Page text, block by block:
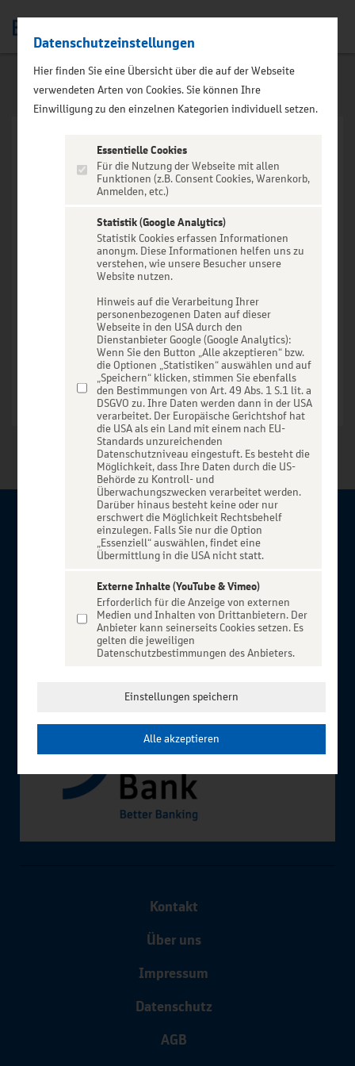
VERANSTALTUNG NICHT
GEFUNDEN
Zur Startseite
Über BBBank-Entertain
Service für alle Kunden der BBBank. Auf unserem einzigartigen
Portal finden Sie Tickets für atemberaubende Konzerte,
Musicals und Shows, die Fußball-Bundesliga sowie die
Champions League und die Europa League.
In Zusammenarbeit mit
Kontakt
Über uns
Impressum
Datenschutz
AGB
Datenschutzeinstellungen
Hier finden Sie eine Übersicht über die auf der Webseite
verwendeten Arten von Cookies. Sie können Ihre
Einwilligung zu den einzelnen Kategorien individuell setzen.
Essentielle Cookies
Für die Nutzung der Webseite mit allen
Funktionen (z.B. Consent Cookies, Warenkorb,
Anmelden, etc.)
Statistik (Google Analytics)
Statistik Cookies erfassen Informationen
anonym. Diese Informationen helfen uns zu
verstehen, wie unsere Besucher unsere
Website nutzen.
Hinweis auf die Verarbeitung Ihrer
personenbezogenen Daten auf dieser
Webseite in den USA durch den
Dienstanbieter Google (Google Analytics):
Wenn Sie den Button „Alle akzeptieren“ bzw.
die Optionen „Statistiken“ auswählen und auf
„Speichern“ klicken, stimmen Sie ebenfalls
den Bestimmungen von Art. 49 Abs. 1 S.1 lit. a
DSGVO zu. Ihre Daten werden dann in der USA
verarbeitet. Der Europäische Gerichtshof hat
die USA als ein Land mit einem nach EU-
Standards unzureichenden
Datenschutzniveau eingestuft. Es besteht die
Möglichkeit, dass Ihre Daten durch die US-
Behörde zu Kontroll- und
Überwachungszwecken verarbeitet werden.
Darüber hinaus besteht keine oder nur
erschwert die Möglichkeit Rechtsbehelf
einzulegen. Falls Sie nur die Option
„Essenziell“ auswählen, findet eine
Übermittlung in die USA nicht statt.
Externe Inhalte (YouTube & Vimeo)
Erforderlich für die Anzeige von externen
Medien und Inhalten von Drittanbietern. Der
Anbieter kann seinerseits Cookies setzen. Es
gelten die jeweiligen
Datenschutzbestimmungen des Anbieters.
Einstellungen speichern
Alle akzeptieren